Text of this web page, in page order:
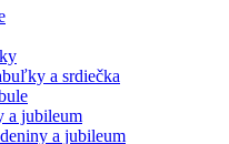
a srdiečka
a jubileum
a jubileum